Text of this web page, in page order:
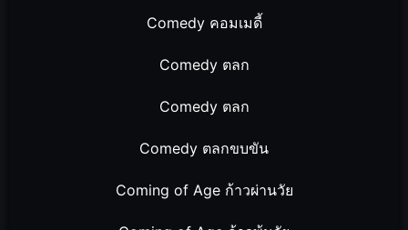
Comedy คอมเมดี้
Comedy ตลก
Comedy ตลก
Comedy ตลกขบขัน
Coming of Age ก้าวผ่านวัย